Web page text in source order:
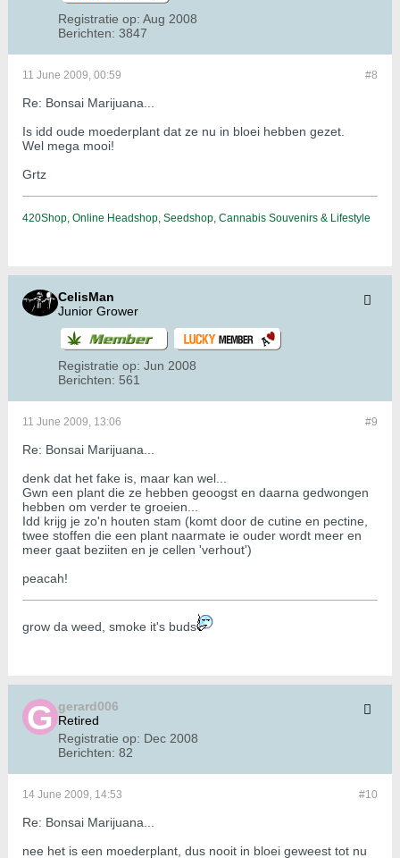
Registratie op: Aug 2008
Berichten: 3847
#8
11 June 2009, 00:59
Re: Bonsai Marijuana...
Is idd oude moederplant dat ze nu in bloei hebben gezet.
Wel mega mooi!
Grtz
420Shop, Online Headshop, Seedshop, Cannabis Souvenirs & Lifestyle
CelisMan
Junior Grower
Registratie op: Jun 2008
Berichten: 561
#9
11 June 2009, 13:06
Re: Bonsai Marijuana...
denk dat het fake is, maar kan wel...
Gwn een plant die ze hebben geoogst en daarna gedwongen
hebben om verder te groeien...
Idd krijg je zo'n houten stam (komt door de cutine en pectine,
twee stoffen die een plant naarmate ie ouder wordt meer en
meer gaat beziiten en je cellen 'verhout')
peacah!
grow da weed, smoke it's buds
gerard006
Retired
Registratie op: Dec 2008
Berichten: 82
#10
14 June 2009, 14:53
Re: Bonsai Marijuana...
nee het is een moederplant, dus nooit in bloei geweest tot nu